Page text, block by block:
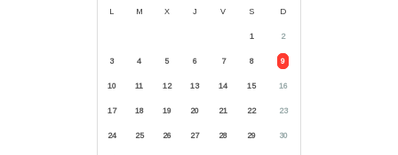
L M X J V S D
1 2
3 4 5 6 7 8 9
10 11 12 13 14 15 16
17 18 19 20 21 22 23
24 25 26 27 28 29 30